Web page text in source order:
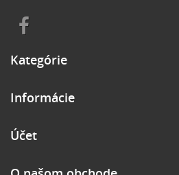
Kategórie
Informácie
Účet